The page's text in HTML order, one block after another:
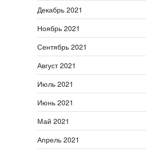
Декабрь 2021
Ноябрь 2021
Сентябрь 2021
Август 2021
Июль 2021
Июнь 2021
Май 2021
Апрель 2021